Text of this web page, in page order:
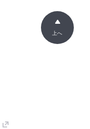
上へ